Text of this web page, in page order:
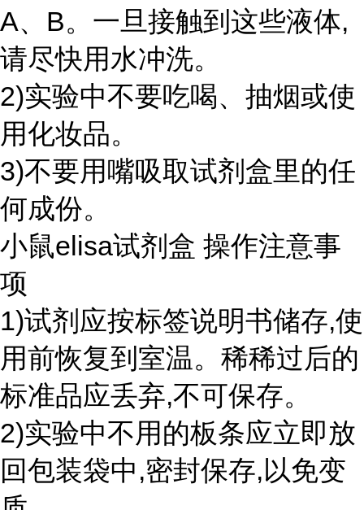
A、B。一旦接触到这些液体,
请尽快用水冲洗。
2)实验中不要吃喝、抽烟或使
用化妆品。
3)不要用嘴吸取试剂盒里的任
何成份。
小鼠elisa试剂盒 操作注意事
项
1)试剂应按标签说明书储存,使
用前恢复到室温。稀稀过后的
标准品应丢弃,不可保存。
2)实验中不用的板条应立即放
回包装袋中,密封保存,以免变